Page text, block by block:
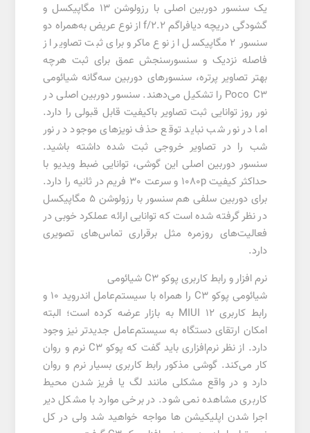
یک سنسور دوربین اصلی با رزولوشن 13 مگاپیکسل و
گشودگی دریچه دیافراگم f/2.2 از نوع عریض به‌همراه دو
سنسور 2 مگاپیکسل از نوع ماکرو برای ثبت تصاویر از
فاصله نزدیک و سنسورسنجش عمق برای ثبت هر‌چه
بهتر تصاویر پرتره، سنسور‌های دوربین سه‌گانه شیائومی
Poco C3 را تشکیل می‌دهند. سنسور دوربین اصلی در
نور روز توانایی ثبت تصاویر با‌کیفیت قابل قبولی را دارد.
اما در نور شب نباید توقع حذف نویز‌های موجود در نور
شب را در تصاویر خروجی ثبت شده داشته باشید.
سنسور دوربین اصلی این گوشی، توانایی ضبط ویدیو با
حداکثر کیفیت 1080p و سرعت 30 فریم در ثانیه را دارد.
برای دوربین سلفی هم سنسور با رزولوشن 5 مگاپیکسل
در نظر گرفته شده است که توانایی ارائه عملکرد خوبی در
فعالیت‌های روزمره مثل برقراری تماس‌های تصویری
دارد.
نرم افزار و رابط کاربری پوکو C3 شیائومی
شیائومی پوکو C3 را همراه با سیستم‌عامل اندروید ۱۰ و
رابط کاربری MIUI 12 به بازار عرضه کرده است؛ البته
امکان ارتقای دستگاه به سیستم‌عامل جدیدتر نیز وجود
دارد. از نظر نرم‌افزاری باید گفت که پوکو C3 نرم و روان
کار می‌کند. گوشی مذکور رابط کاربری بسیار نرم و روان
دارد و در واقع مشکلی مانند لگ یا فریز شدن محیط
کاربری مشاهده نمی شود. در برخی موارد با مشکل دیر
اجرا شدن اپلیکیشن ها مواجه خواهید شد ولی در کل